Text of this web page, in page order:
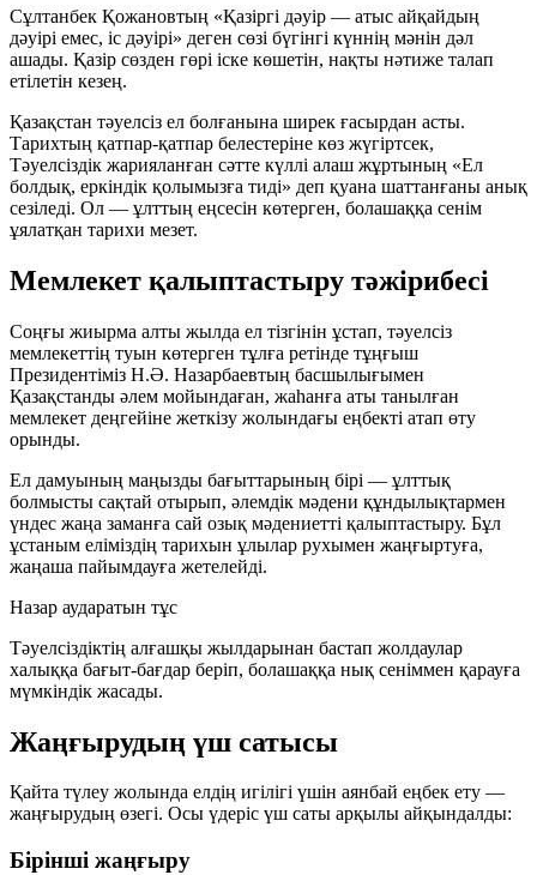
Сұлтанбек Қожановтың «Қазіргі дәуір — атыс айқайдың
дәуірі емес, іс дәуірі» деген сөзі бүгінгі күннің мәнін дәл
ашады. Қазір сөзден гөрі іске көшетін, нақты нәтиже талап
етілетін кезең.
Қазақстан тәуелсіз ел болғанына ширек ғасырдан асты.
Тарихтың қатпар-қатпар белестеріне көз жүгіртсек,
Тәуелсіздік жарияланған сәтте күллі алаш жұртының «Ел
болдық, еркіндік қолымызға тиді» деп қуана шаттанғаны анық
сезіледі. Ол — ұлттың еңсесін көтерген, болашаққа сенім
ұялатқан тарихи мезет.
Мемлекет қалыптастыру тәжірибесі
Соңғы жиырма алты жылда ел тізгінін ұстап, тәуелсіз
мемлекеттің туын көтерген тұлға ретінде тұңғыш
Президентіміз Н.Ә. Назарбаевтың басшылығымен
Қазақстанды әлем мойындаған, жаһанға аты танылған
мемлекет деңгейіне жеткізу жолындағы еңбекті атап өту
орынды.
Ел дамуының маңызды бағыттарының бірі — ұлттық
болмысты сақтай отырып, әлемдік мәдени құндылықтармен
үндес жаңа заманға сай озық мәдениетті қалыптастыру. Бұл
ұстаным еліміздің тарихын ұлылар рухымен жаңғыртуға,
жаңаша пайымдауға жетелейді.
Назар аударатын тұс
Тәуелсіздіктің алғашқы жылдарынан бастап жолдаулар
халыққа бағыт-бағдар беріп, болашаққа нық сеніммен қарауға
мүмкіндік жасады.
Жаңғырудың үш сатысы
Қайта түлеу жолында елдің игілігі үшін аянбай еңбек ету —
жаңғырудың өзегі. Осы үдеріс үш саты арқылы айқындалды:
Бірінші жаңғыру